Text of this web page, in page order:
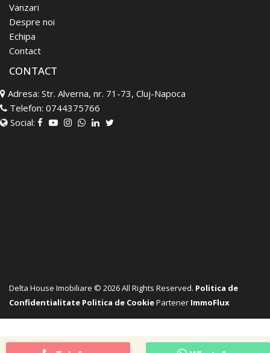
Vanzari
Despre noi
Echipa
Contact
CONTACT
Adresa: Str. Alverna, nr. 71-73, Cluj-Napoca
Telefon: 0744375766
Social:
Delta House Imobiliare © 2026 All Rights Reserved. Politica de
Confidentialitate Politica de CookiePartener ImmoFlux